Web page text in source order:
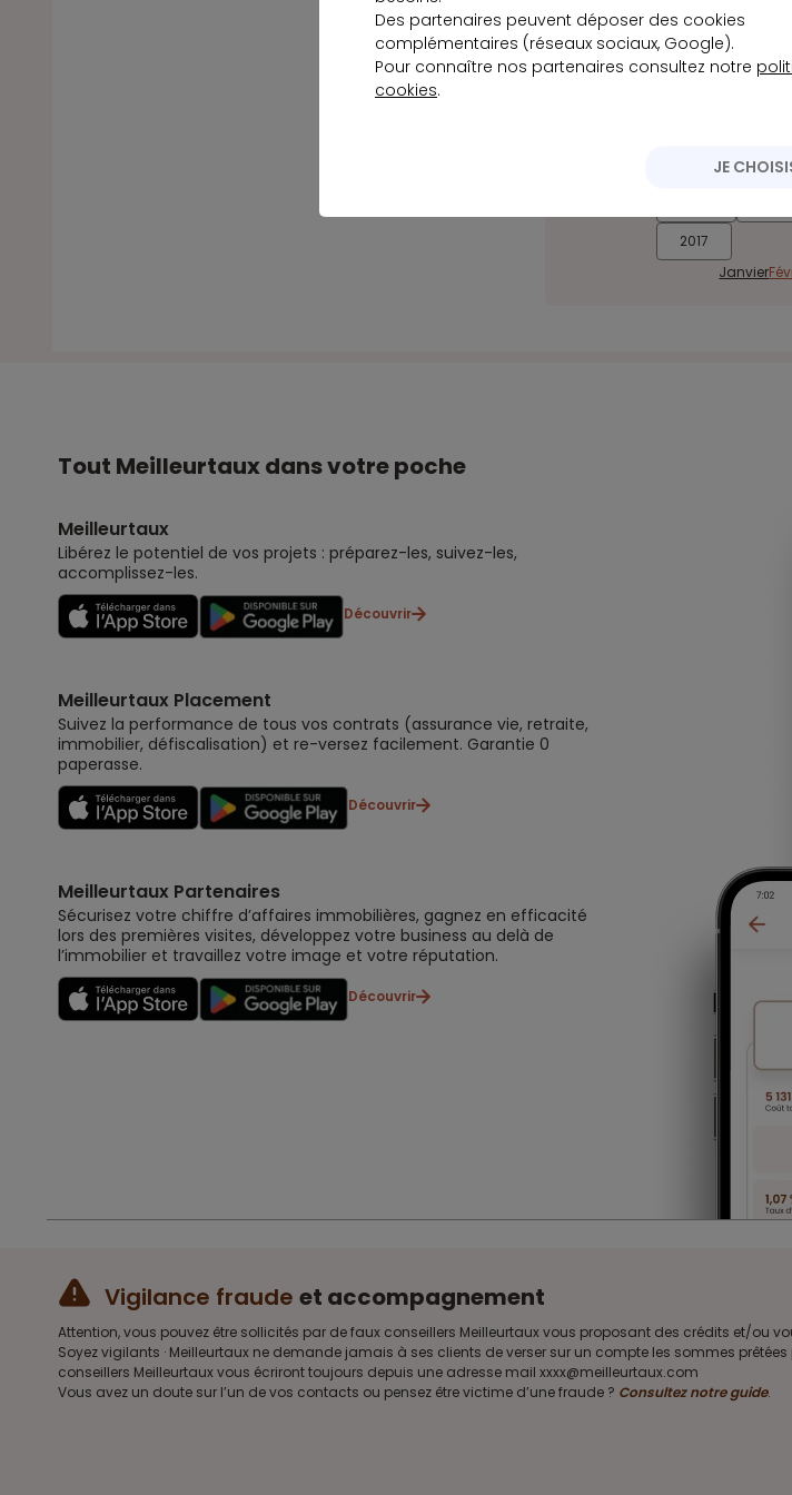
Nickel : la marque de
2017
Janvier
Tout Meilleurtaux dans votre poche
Meilleurtaux
Libérez le potentiel de vos projets : préparez-les, suivez-les,
accomplissez-les.
Découvrir
Meilleurtaux Placement
Suivez la performance de tous vos contrats (assurance vie, retraite,
immobilier, défiscalisation) et re-versez facilement. Garantie 0
paperasse.
Découvrir
Meilleurtaux Partenaires
Sécurisez votre chiffre d’affaires immobilières, gagnez en efficacité
lors des premières visites, développez votre business au delà de
l’immobilier et travaillez votre image et votre réputation.
Découvrir
Vigilance fraude et accompagnement
Attention, vous pouvez être sollicités par de faux conseillers Meilleurtaux vous proposant des crédits et/
Soyez vigilants · Meilleurtaux ne demande jamais à ses clients de verser sur un compte les sommes
conseillers Meilleurtaux vous écriront toujours depuis une adresse mail xxxx@meilleurtaux.com
Vous avez un doute sur l’un de vos contacts ou pensez être victime d’une fraude ? Consultez notre guide.
Des partenaires peuvent déposer des cookies
complémentaires (réseaux sociaux, Google).
Pour connaître nos partenaires consultez notre
cookies.
JE